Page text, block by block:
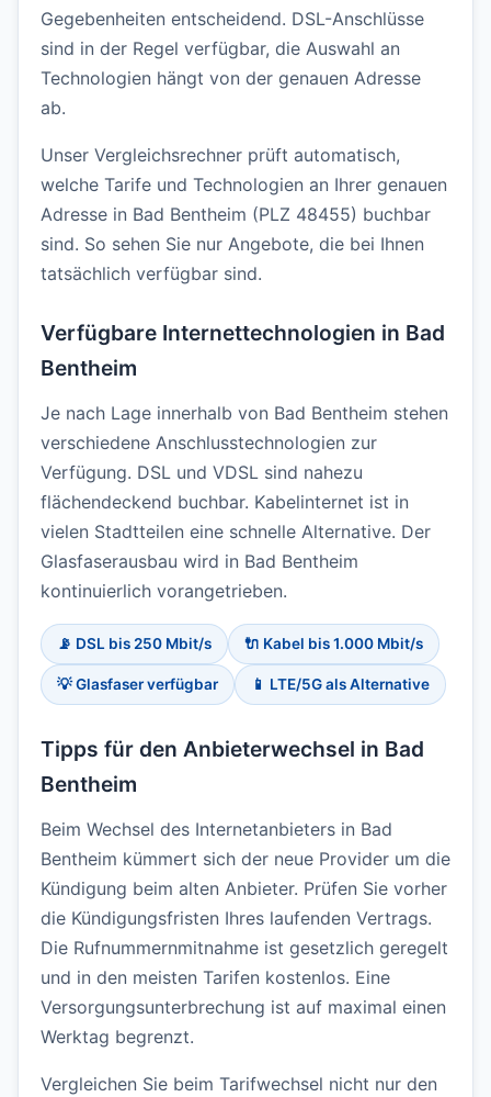
Gegebenheiten entscheidend. DSL-Anschlüsse
sind in der Regel verfügbar, die Auswahl an
Technologien hängt von der genauen Adresse
ab.
Unser Vergleichsrechner prüft automatisch,
welche Tarife und Technologien an Ihrer genauen
Adresse in Bad Bentheim (PLZ 48455) buchbar
sind. So sehen Sie nur Angebote, die bei Ihnen
tatsächlich verfügbar sind.
Verfügbare Internettechnologien in Bad
Bentheim
Je nach Lage innerhalb von Bad Bentheim stehen
verschiedene Anschlusstechnologien zur
Verfügung. DSL und VDSL sind nahezu
flächendeckend buchbar. Kabelinternet ist in
vielen Stadtteilen eine schnelle Alternative. Der
Glasfaserausbau wird in Bad Bentheim
kontinuierlich vorangetrieben.
📡 DSL bis 250 Mbit/s 🔌 Kabel bis 1.000 Mbit/s
💡 Glasfaser verfügbar 📱 LTE/5G als Alternative
Tipps für den Anbieterwechsel in Bad
Bentheim
Beim Wechsel des Internetanbieters in Bad
Bentheim kümmert sich der neue Provider um die
Kündigung beim alten Anbieter. Prüfen Sie vorher
die Kündigungsfristen Ihres laufenden Vertrags.
Die Rufnummernmitnahme ist gesetzlich geregelt
und in den meisten Tarifen kostenlos. Eine
Versorgungsunterbrechung ist auf maximal einen
Werktag begrenzt.
Vergleichen Sie beim Tarifwechsel nicht nur den